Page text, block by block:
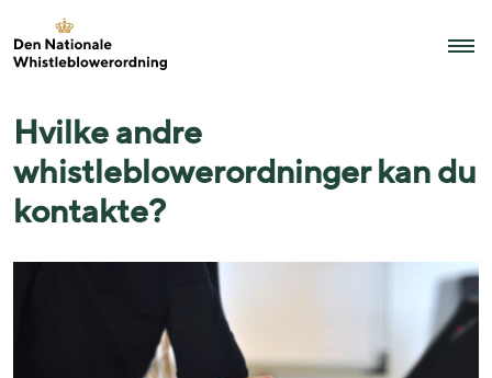
Hvilke andre
whistleblowerordninger kan du
kontakte?